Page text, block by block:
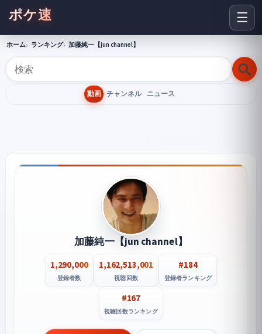
☰
ポケ速
ホーム ランキング 加藤純一【jun channel】
動画 チャンネル ニュース
加藤純一【jun channel】
1,290,000
登録者数
1,162,513,001
視聴回数
#184
登録者ランキング
#167
視聴回数ランキング